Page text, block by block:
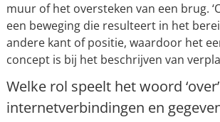
muur of het oversteken van een brug.
een beweging die resulteert in het
andere kant of positie, waardoor het
concept is bij het beschrijven van
Welke rol speelt het woord
internetverbindingen en